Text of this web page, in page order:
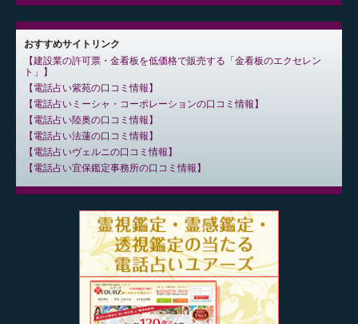
おすすめサイトリンク
建設業の許可票・金看板を低価格で販売する「金看板のエクセレン
ト」
電話占い紫苑の口コミ情報
電話占いミーシャ・コーポレーションの口コミ情報
電話占い陸奥の口コミ情報
電話占い法蓮の口コミ情報
電話占いヴェルニの口コミ情報
電話占い宜保鑑定事務所の口コミ情報